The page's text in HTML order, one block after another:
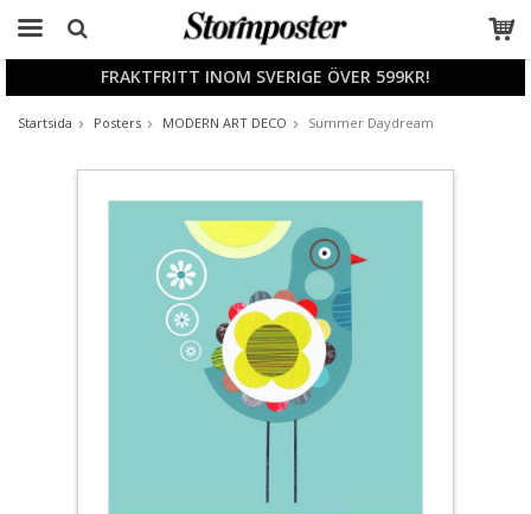
FRAKTFRITT INOM SVERIGE ÖVER 599KR!
Startsida Posters MODERN ART DECO Summer Daydream